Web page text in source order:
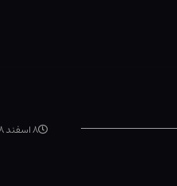
۸ اسفند ۹۸